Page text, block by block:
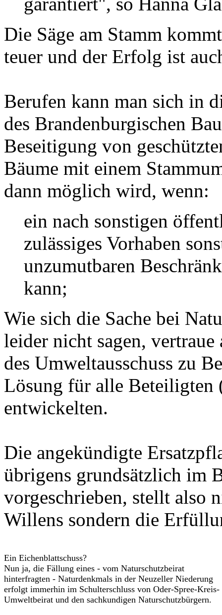
Die Säge am Stamm
teuer und der Erfolg ist
Berufen kann man sich in
des Brandenburgischen
Beseitigung von
Bäume mit einem
dann möglich wird, wenn:
ein nach sonstigen
zulässiges Vorhaben
unzumutbaren
kann;
Wie sich die Sache bei
leider nicht sagen,
des Umweltausschuss zu
Lösung für alle Beteiligten
entwickelten.
Die angekündigte
übrigens grundsätzlich im
vorgeschrieben, stellt also
Willens sondern die
Ein Eichenblattschuss?
Nun ja, die Fällung eines - vom Naturschutzbeirat
hinterfragten - Naturdenkmals in der Neuzeller Niederung
erfolgt immerhin im Schulterschluss von Oder-Spree-Kreis-
Umweltbeirat und den sachkundigen Naturschutzbürgern.